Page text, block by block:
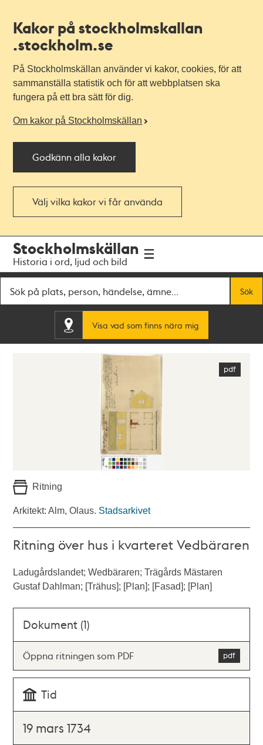
Kakor på stockholmskallan
.stockholm.se
På Stockholmskällan använder vi kakor, cookies, för att
sammanställa statistik och för att webbplatsen ska
fungera på ett bra sätt för dig.
Om kakor på Stockholmskällan
Godkänn alla kakor
Välj vilka kakor vi får använda
navigationen
huvudinnehållet
Stockholmskällan
Historia i ord, ljud och bild
Sök
Visa vad som finns nära mig
Ritning
Arkitekt: Alm, Olaus. Stadsarkivet
Ritning över hus i kvarteret Vedbäraren
Ladugårdslandet; Wedbäraren; Trägårds Mästaren
Gustaf Dahlman; [Trähus]; [Plan]; [Fasad]; [Plan]
Dokument (1)
Öppna ritningen som PDF
Tid
19 mars 1734